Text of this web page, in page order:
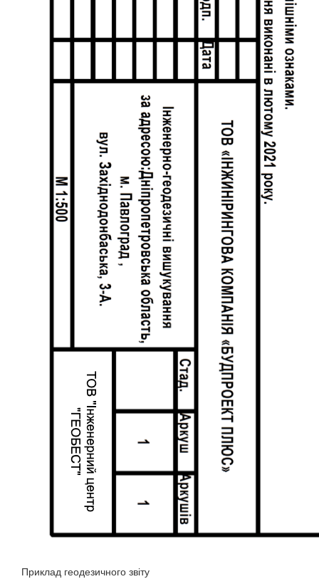
Приклад геодезичного звіту